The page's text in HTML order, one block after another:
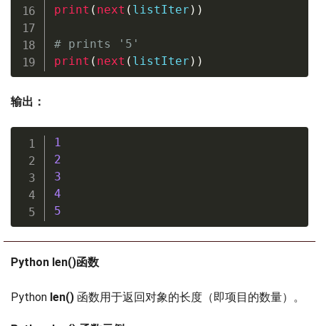
print ( next ( listIter ) )
# prints '5'
print ( next ( listIter ) )
输出：
1
2
3
4
5
Python len()函数
Python len() 函数用于返回对象的长度（即项目的数量）。